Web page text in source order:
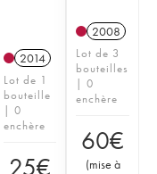
2014
Lot de 1
bouteille
| 0
enchère
25€
2008
Lot de 3
bouteilles
| 0
enchère
60€
(mise à